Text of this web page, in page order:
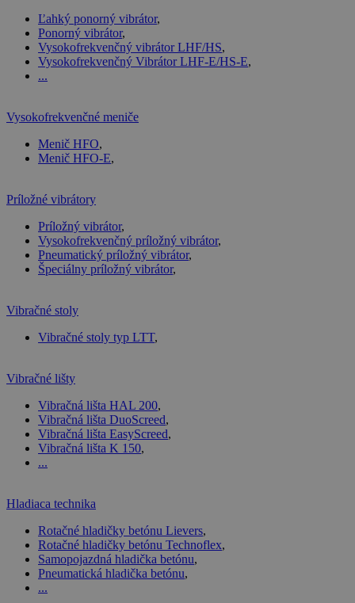
Ľahký ponorný vibrátor,
Ponorný vibrátor,
Vysokofrekvenčný vibrátor LHF/HS,
Vysokofrekvenčný Vibrátor LHF-E/HS-E,
...
Vysokofrekvenčné meniče
Menič HFO,
Menič HFO-E,
Príložné vibrátory
Príložný vibrátor,
Vysokofrekvenčný príložný vibrátor,
Pneumatický príložný vibrátor,
Špeciálny príložný vibrátor,
Vibračné stoly
Vibračné stoly typ LTT,
Vibračné lišty
Vibračná lišta HAL 200,
Vibračná lišta DuoScreed,
Vibračná lišta EasyScreed,
Vibračná lišta K 150,
...
Hladiaca technika
Rotačné hladičky betónu Lievers,
Rotačné hladičky betónu Technoflex,
Samopojazdná hladička betónu,
Pneumatická hladička betónu,
...